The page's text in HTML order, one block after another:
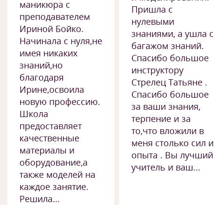
маникюра с
преподавателем
Ириной Бойко.
Начинала с нуля,не
имея никаких
знаний,но
благодаря
Ирине,освоила
новую профессию.
Школа
предоставляет
качественные
материалы и
оборудование,а
также моделей на
каждое занятие.
Решила...
Пришла с
нулевыми
знаниями, а ушла с
багажом знаний.
Спасибо большое
инструктору
Стрелец Татьяне .
Спасибо большое
за ваши знания,
терпение и за
то,что вложили в
меня столько сил и
опыта . Вы лучший
учитель и ваш...